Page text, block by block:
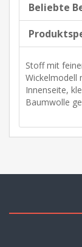
Beliebte
Stoff mit
Wickelmodell
Innenseite,
Baumwolle